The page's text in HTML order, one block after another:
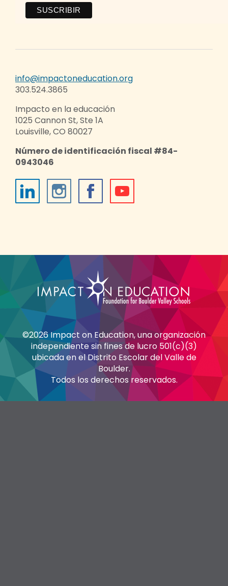
info@impactoneducation.org
303.524.3865
Impacto en la educación
1025 Cannon St, Ste 1A
Louisville, CO 80027
Número de identificación fiscal #84-
0943046
©2026 Impact on Education, una organización
independiente sin fines de lucro 501(c)(3)
ubicada en el Distrito Escolar del Valle de
Boulder.
Todos los derechos reservados.